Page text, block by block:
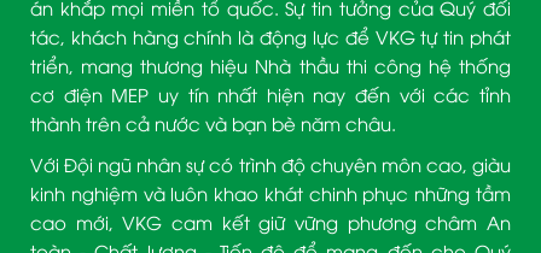
án khắp mọi miền tổ quốc. Sự tin tưởng của Quý đối
tác, khách hàng chính là động lực để VKG tự tin phát
triển, mang thương hiệu Nhà thầu thi công hệ thống
cơ điện MEP uy tín nhất hiện nay đến với các tỉnh
thành trên cả nước và bạn bè năm châu.
Với Đội ngũ nhân sự có trình độ chuyên môn cao, giàu
kinh nghiệm và luôn khao khát chinh phục những tầm
cao mới, VKG cam kết giữ vững phương châm An